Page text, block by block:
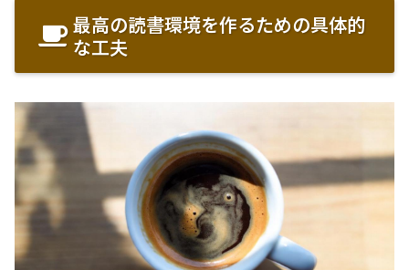
最高の読書環境を作るための具体的
な工夫